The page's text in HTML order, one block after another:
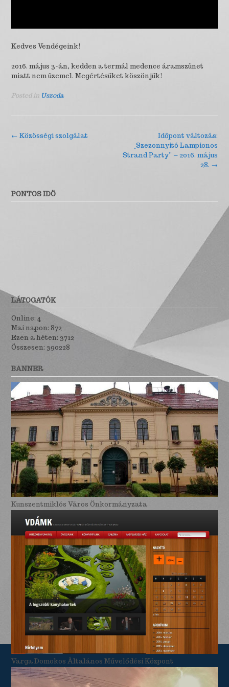
Kedves Vendégeink!
2016. május 3-án, kedden a termál medence áramszünet
miatt nem üzemel. Megértésüket köszönjük!
Posted in Uszoda
Post
← Közösségi szolgálat
Időpont változás:
„Szezonnyitó Lampionos
Strand Party” – 2016. május
28. →
PONTOS IDÖ
LÁTOGATÓK
Online: 4
Mai napon: 872
Ezen a héten: 3712
Összesen: 390228
BANNER
Kunszentmiklós Város Önkormányzata
Varga Domokos Általános Művelődési Központ